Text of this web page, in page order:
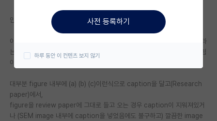
미국 대학원 합격 후기 게시판
대학원생 모집 게시판
연구실(PI) 홍보 게시판
석박사 채용 정보 게시판
임용 정보 게시판
안녕하세요.
이번에 처음으로 review 논문을 집필을 하게 되었는데, reseach paper과
는 많이 달라 현재 figure 작업만 남겨두고 있어 혹시 집필을 하셨거나 경험
이 있으신 분들께 질문을 드립니다.
대부분 figure 내부에 (a) (b) (c)이런식으로 caption을 달고(Research
paper)에서,
figure을 review paper에 그대로 들고 오는 경우 caption이 지워져있거
나 (SEM image 내부에 caption을 넣었음에도 불구하고) 깔끔한 image
사전 등록하기
하루 동안 이 컨텐츠 보지 않기